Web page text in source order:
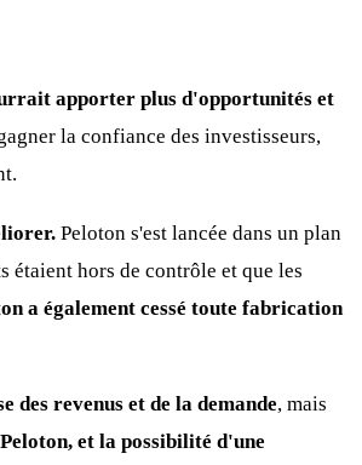
apporter plus d'opportunités et
la confiance des investisseurs,
Peloton s'est lancée dans un plan
étaient hors de contrôle et que les
a également cessé toute fabrication
des revenus et de la demande, mais
et la possibilité d'une